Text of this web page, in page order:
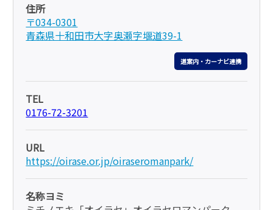
住所
〒034-0301
青森県十和田市大字奥瀬字堰道39-1
道案内・カーナビ連携
TEL
0176-72-3201
URL
https://oirase.or.jp/oiraseromanpark/
名称ヨミ